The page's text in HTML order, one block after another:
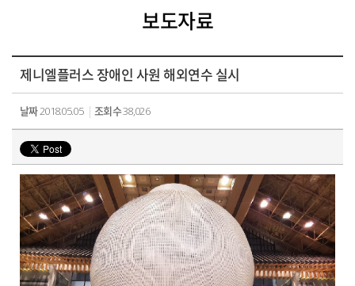
보도자료
제니엘플러스 장애인 사원 해외연수 실시
날짜2018.05.05 조회수38,026